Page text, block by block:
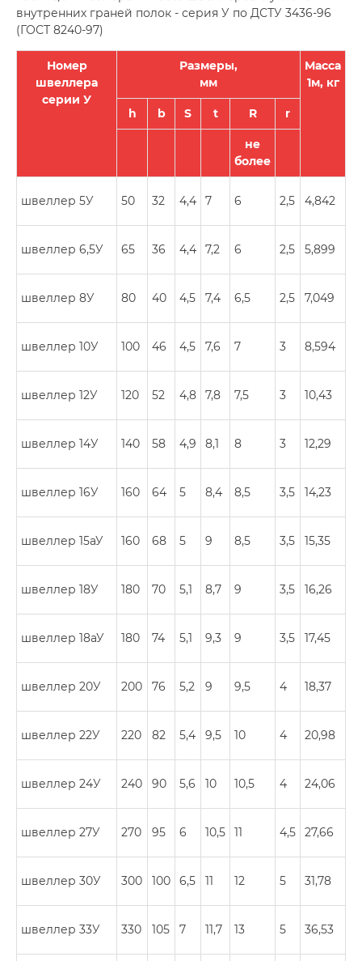
внутренних граней полок - серия У по ДСТУ 3436-96
(ГОСТ 8240-97)
Номер
швеллера
серии У
Размеры,
мм
Масса
1м, кг
h b S t R r
не
более
швеллер 5У 50 32 4,4 7 6 2,5 4,842
швеллер 6,5У 65 36 4,4 7,2 6 2,5 5,899
швеллер 8У 80 40 4,5 7,4 6,5 2,5 7,049
швеллер 10У 100 46 4,5 7,6 7 3 8,594
швеллер 12У 120 52 4,8 7,8 7,5 3 10,43
швеллер 14У 140 58 4,9 8,1 8 3 12,29
швеллер 16У 160 64 5 8,4 8,5 3,5 14,23
швеллер 15аУ 160 68 5 9 8,5 3,5 15,35
швеллер 18У 180 70 5,1 8,7 9 3,5 16,26
швеллер 18аУ 180 74 5,1 9,3 9 3,5 17,45
швеллер 20У 200 76 5,2 9 9,5 4 18,37
швеллер 22У 220 82 5,4 9,5 10 4 20,98
швеллер 24У 240 90 5,6 10 10,5 4 24,06
швеллер 27У 270 95 6 10,5 11 4,5 27,66
швеллер 30У 300 100 6,5 11 12 5 31,78
швеллер 33У 330 105 7 11,7 13 5 36,53